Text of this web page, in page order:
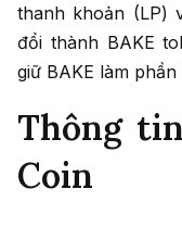
thanh khoản (LP)
đổi thành BAKE
giữ BAKE làm
Thông
Coin